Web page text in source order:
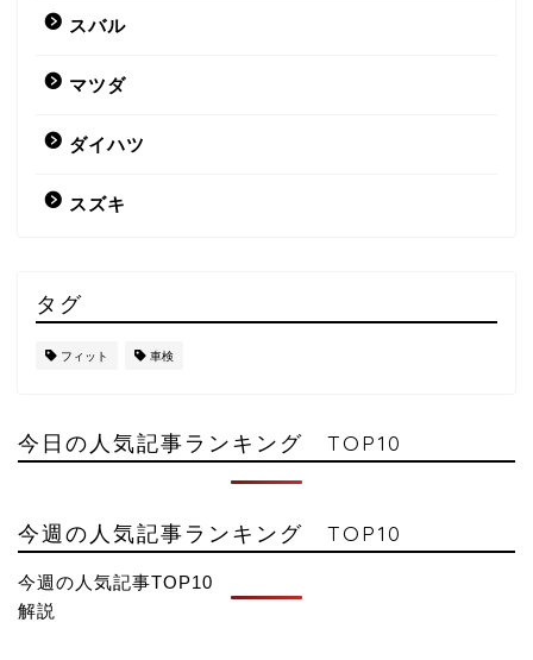
スバル
マツダ
ダイハツ
スズキ
タグ
フィット 車検
今日の人気記事ランキング TOP10
今週の人気記事ランキング TOP10
今週の人気記事TOP10
解説